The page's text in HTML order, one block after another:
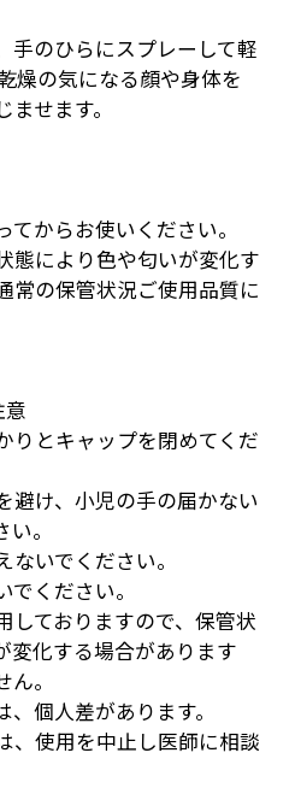
グレープフルーツ果皮
マンダリンオレンジ果皮
ハッカ油、ヒバ油、ク
ル
】Organic/オーガニック
コス
手のひらにスプレーして軽
燥の気になる顔や身体を
せます。
てからお使いください。
態により色や匂いが変化す
常の保管状況ご使用品質に
りとキャップを閉めてくだ
避け、小児の手の届かない
。
ないでください。
でください。
しておりますので、保管状
変化する場合があります
。
個人差があります。
、使用を中止し医師に相談